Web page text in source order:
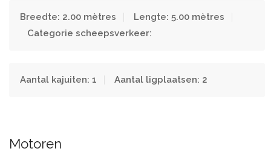
Breedte: 2.00 mètres
Lengte: 5.00 mètres
Categorie scheepsverkeer:
Aantal kajuiten: 1 Aantal ligplaatsen: 2
Motoren